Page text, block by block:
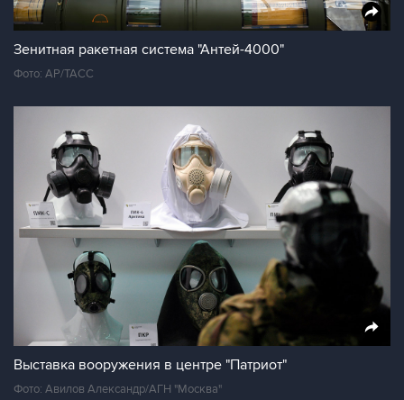
Зенитная ракетная система "Антей-4000"
Фото: AP/TAСС
Выставка вооружения в центре "Патриот"
Фото: Авилов Александр/АГН "Москва"